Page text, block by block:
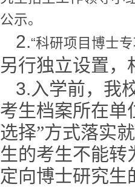
公示。
2.“科研项目博士
另行独立设置，
3.入学前，我
考生档案所在单
选择”方式落实
生的考生不能转
定向博士研究生